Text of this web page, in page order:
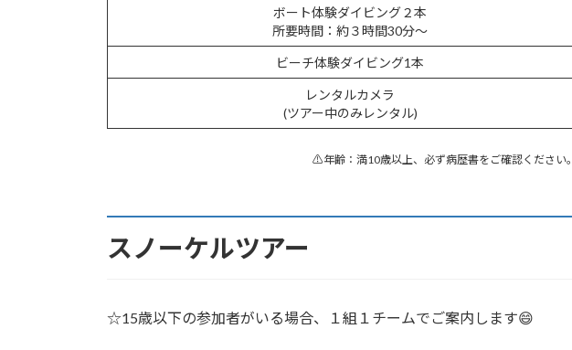
ボート体験ダイビング２本
所要時間：約３時間30分〜
ビーチ体験ダイビング1本
レンタルカメラ
(ツアー中のみレンタル)
⚠️年齢：満10歳以上、必ず病歴書をご確認ください。
スノーケルツアー
☆15歳以下の参加者がいる場合、１組１チームでご案内します😄